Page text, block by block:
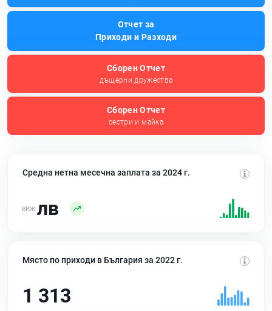
Отчет за
Приходи и Разходи
Сборен Отчет
дъщерни дружества
Сборен Отчет
сестри и майка
Средна нетна месечна заплата за 2024 г.
лв
Място по приходи в България за 2022 г.
1 313